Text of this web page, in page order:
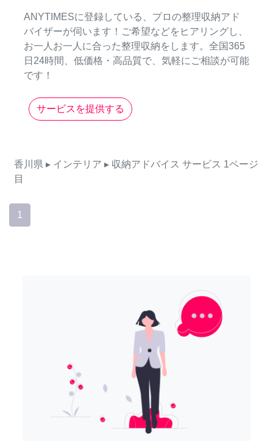
ANYTIMESに登録している、プロの整理収納アド
バイザーが伺います！ご希望などをヒアリングし、
お一人お一人に合った整理収納をします。全国365
日24時間、低価格・高品質で、気軽にご相談が可能
です！
サービスを提供する
香川県 ▸ インテリア ▸ 収納アドバイス サービス 1ページ
目
1